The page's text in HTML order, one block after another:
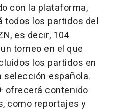
con la plataforma,
todos los partidos del
es decir, 104
torneo en el que
los partidos en
selección española.
ofrecerá contenido
como reportajes y